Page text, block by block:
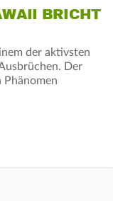
BRICHT
der aktivsten
Der